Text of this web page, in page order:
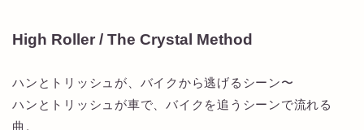
High Roller / The Crystal Method
ハンとトリッシュが、バイクから逃げるシーン〜
ハンとトリッシュが車で、バイクを追うシーンで流れる
曲。